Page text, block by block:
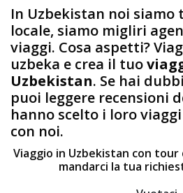
In Uzbekistan noi
locale, siamo migliri
viaggi. Cosa aspetti?
uzbeka e crea il tuo
Uzbekistan. Se hai
puoi leggere recensioni
hanno scelto i loro
con noi.
Viaggio in Uzbekistan con
mandarci la tua